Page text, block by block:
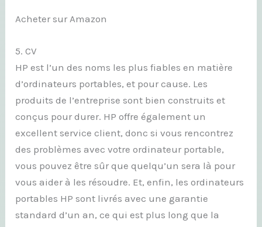
Acheter sur Amazon
5. CV
HP est l’un des noms les plus fiables en matière
d’ordinateurs portables, et pour cause. Les
produits de l’entreprise sont bien construits et
conçus pour durer. HP offre également un
excellent service client, donc si vous rencontrez
des problèmes avec votre ordinateur portable,
vous pouvez être sûr que quelqu’un sera là pour
vous aider à les résoudre. Et, enfin, les ordinateurs
portables HP sont livrés avec une garantie
standard d’un an, ce qui est plus long que la